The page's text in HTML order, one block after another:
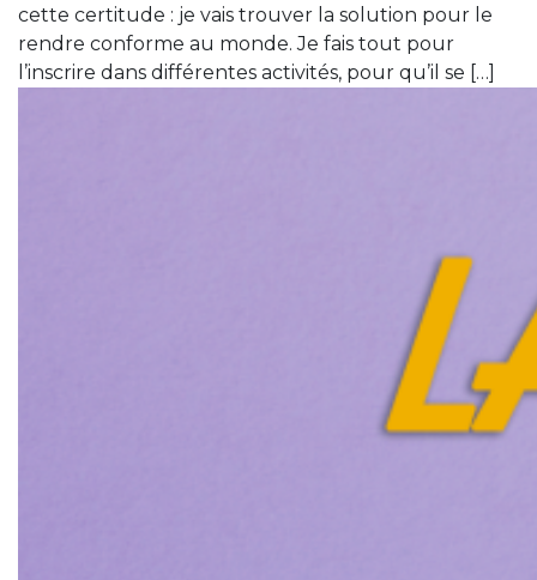
cette certitude : je vais trouver la solution pour le
rendre conforme au monde. Je fais tout pour
l’inscrire dans différentes activités, pour qu’il se […]